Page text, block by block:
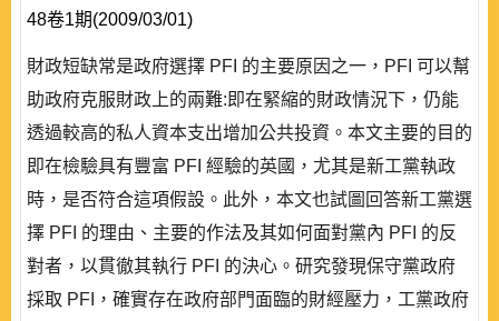
48卷1期(2009/03/01)
財政短缺常是政府選擇 PFI 的主要原因之一，PFI 可以幫
助政府克服財政上的兩難:即在緊縮的財政情況下，仍能
透過較高的私人資本支出增加公共投資。本文主要的目的
即在檢驗具有豐富 PFI 經驗的英國，尤其是新工黨執政
時，是否符合這項假設。此外，本文也試圖回答新工黨選
擇 PFI 的理由、主要的作法及其如何面對黨內 PFI 的反
對者，以貫徹其執行 PFI 的決心。研究發現保守黨政府
採取 PFI，確實存在政府部門面臨的財經壓力，工黨政府